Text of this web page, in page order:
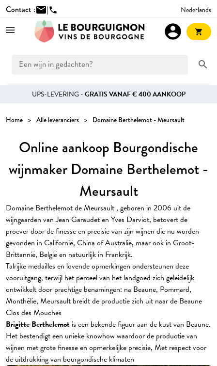
Contact :mail|phone Nederlands
search
account_circle shopping_cart
UPS-LEVERING -GRATIS VANAF € 400 AANKOOP
Home Alle leveranciers Domaine Berthelemot - Meursault
Online aankoop Bourgondische
wijnmaker Domaine Berthelemot -
Meursault
Domaine Berthelemot de Meursault , geboren in 2006 uit de
wijngaarden van Jean Garaudet en Yves Darviot, betovert de
proever door de finesse en precisie van zijn wijnen die nu worden
gevonden in Californië, China of Australië, maar ook in Groot-
Brittannië, België en natuurlijk in Frankrijk.
Talrijke medailles en lovende opmerkingen ondersteunen deze
vooruitgang, terwijl het perceel van het landgoed zich geleidelijk
ontwikkelt door prachtige benamingen: na Beaune, Pommard,
Monthélie, Meursault breidt de productie zich uit naar de Beaune
Clos des Mouches
Brigitte Berthelemot is een bekende figuur aan de kust van Beaune.
Het bestendigt een unieke knowhow waardoor de productie van
wijnen met grote finesse en opmerkelijke precisie, Met respect voor
de uitdrukking van bourgondische klimaten